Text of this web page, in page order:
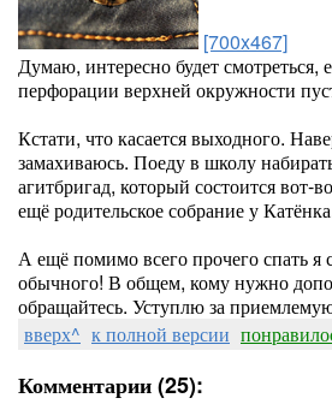
[700x467]
Думаю, интересно будет
перфорации верхней окружности
Кстати, что касается выходного.
замахиваюсь. Поеду в школу
агитбригад, который состоится вот-
ещё родительское собрание у
А ещё помимо всего прочего спать я
обычного! В общем, кому нужно
обращайтесь. Уступлю за
вверх^ к полной версии
Комментарии (25):